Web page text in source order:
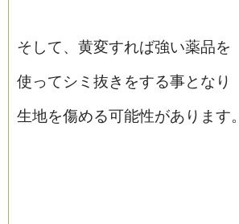
そして、黄変すれば強い薬品を
使ってシミ抜きをする事となり
生地を傷める可能性があります。